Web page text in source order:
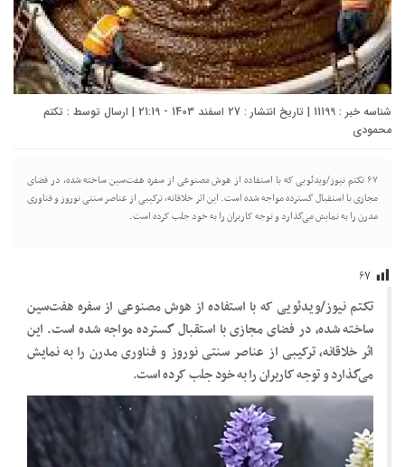
شناسه خبر : 11199 | تاریخ انتشار : 27 اسفند 1403 - 21:19 | ارسال توسط :
تکتم
محمودی
۶۷ تکتم نیوز/ویدئویی که با استفاده از هوش مصنوعی از سفره هفت‌سین ساخته شده، در فضای
مجازی با استقبال گسترده مواجه شده است. این اثر خلاقانه، ترکیبی از عناصر سنتی نوروز و فناوری
مدرن را به نمایش می‌گذارد و توجه کاربران را به خود جلب کرده است.
۶۷
تکتم نیوز/ویدئویی که با استفاده از هوش مصنوعی از سفره هفت‌سین
ساخته شده، در فضای مجازی با استقبال گسترده مواجه شده است. این
اثر خلاقانه، ترکیبی از عناصر سنتی نوروز و فناوری مدرن را به نمایش
می‌گذارد و توجه کاربران را به خود جلب کرده است.
نمایشگر